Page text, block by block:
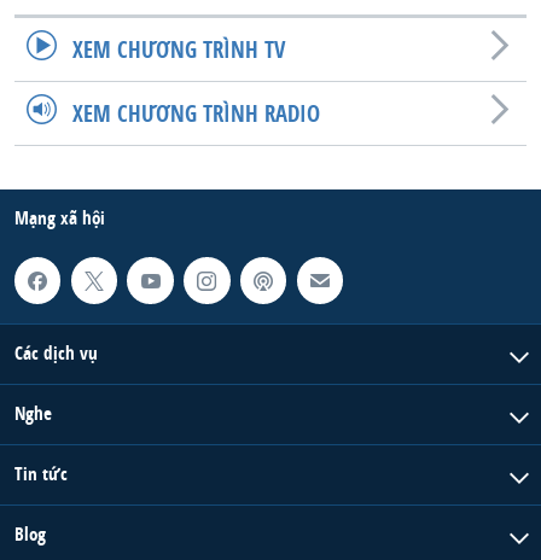
XEM CHƯƠNG TRÌNH TV
XEM CHƯƠNG TRÌNH RADIO
Mạng xã hội
Các dịch vụ
Nghe
Tin tức
Blog